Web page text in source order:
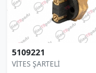
5109221
VİTES ŞARTELİ